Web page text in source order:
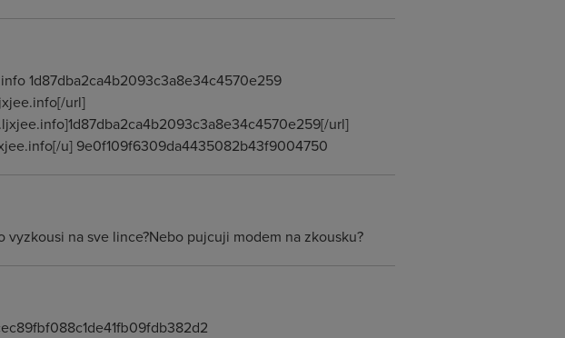
1d87dba2ca4b2093c3a8e34c4570e259
url]
url]
u] 9e0f109f6309da4435082b43f9004750
na sve lince?Nebo pujcuji modem na zkousku?